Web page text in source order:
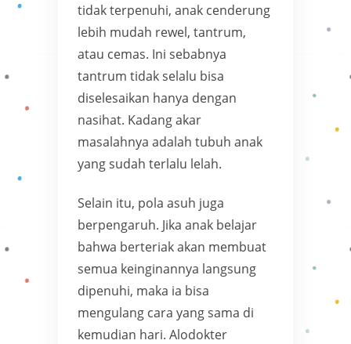
tidak terpenuhi, anak cenderung
lebih mudah rewel, tantrum,
atau cemas. Ini sebabnya
tantrum tidak selalu bisa
diselesaikan hanya dengan
nasihat. Kadang akar
masalahnya adalah tubuh anak
yang sudah terlalu lelah.
Selain itu, pola asuh juga
berpengaruh. Jika anak belajar
bahwa berteriak akan membuat
semua keinginannya langsung
dipenuhi, maka ia bisa
mengulang cara yang sama di
kemudian hari. Alodokter